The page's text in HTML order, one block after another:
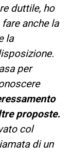
duttile, ho
anche la
la
per
proposte.
col
di un